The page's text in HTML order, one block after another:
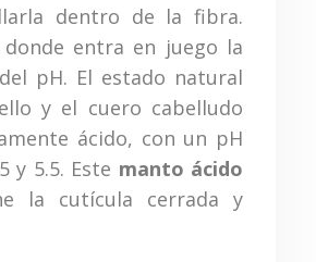
dentro de la fibra.
donde entra en juego la
pH. El estado natural
y el cuero cabelludo
ácido, con un pH
y 5.5. Este manto ácido
la cutícula cerrada y